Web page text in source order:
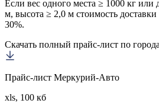
Если вес одного места ≥ 1000 кг
м, высота ≥ 2,0 м стоимость доставки
30%.
Скачать полный прайс-лист по
Прайс-лист Меркурий-Авто
xls, 100 кб